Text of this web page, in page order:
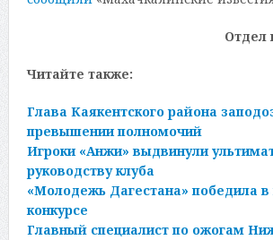
Отдел
Читайте также:
Глава Каякентского района
превышении полномочий
Игроки «Анжи» выдвинули
руководству клуба
«Молодежь Дагестана» победила
конкурсе
Главный специалист по ожогам